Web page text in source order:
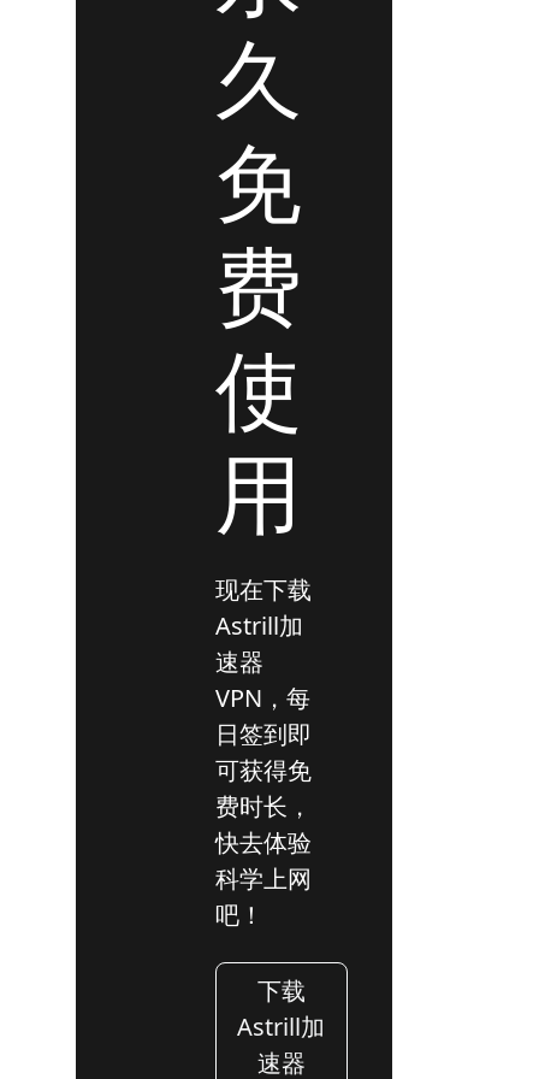
久
免
费
使
用
现在下载
Astrill加
速器
VPN，每
日签到即
可获得免
费时长，
快去体验
科学上网
吧！
下载
Astrill加
速器